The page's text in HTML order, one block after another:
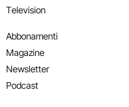
Television
Abbonamenti
Magazine
Newsletter
Podcast